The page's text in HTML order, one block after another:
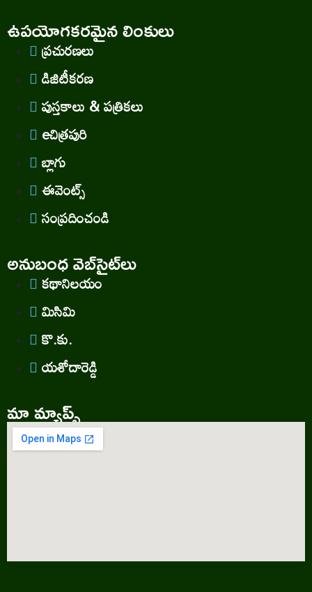
ఉపయోగకరమైన లింకులు
ప్రచురణలు
డిజిటీకరణ
పుస్తకాలు & పత్రికలు
eచిత్రపురి
బ్లాగు
ఈవెంట్స్
సంప్రదించండి
అనుబంధ వెబ్‌సైట్‌లు
కథానిలయం
మిసిమి
కొ.కు.
యశోదారెడ్డి
మా మ్యాప్స్